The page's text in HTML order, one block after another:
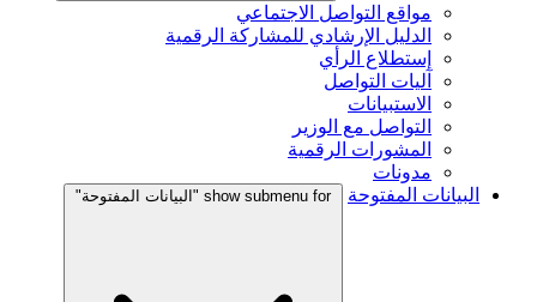
مواقع التواصل الاجتماعي
الدليل الإرشادي للمشاركة الرقمية
إستطلاع الرأي
آليات التواصل
الاستبيانات
التواصل مع الوزير
المشورات الرقمية
مدونات
البيانات المفتوحة
show submenu for "البيانات المفتوحة"